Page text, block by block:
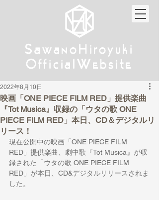
Sa wanoHiroyuki
Official W ebsite
Sa wanoHiroyuki
Official W ebsite
映画「ONE PIECE FILM RED」提供楽曲
『Tot Musica』収録の「ウタの歌 ONE
PIECE FILM RED」本日、CD＆デジタルリ
リース！
2022年8月10日
現在公開中の映画「ONE PIECE FILM
RED」提供楽曲、劇中歌『Tot Musica』が収
録された「ウタの歌 ONE PIECE FILM
RED」が本日、CD&デジタルリリースされま
した。